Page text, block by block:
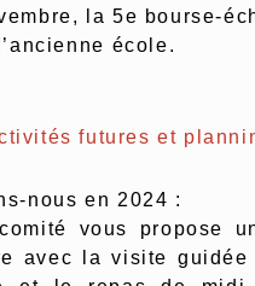
la 5e bourse-
école.
futures et
nous en 2024 :
vous propose
avec la visite guidée